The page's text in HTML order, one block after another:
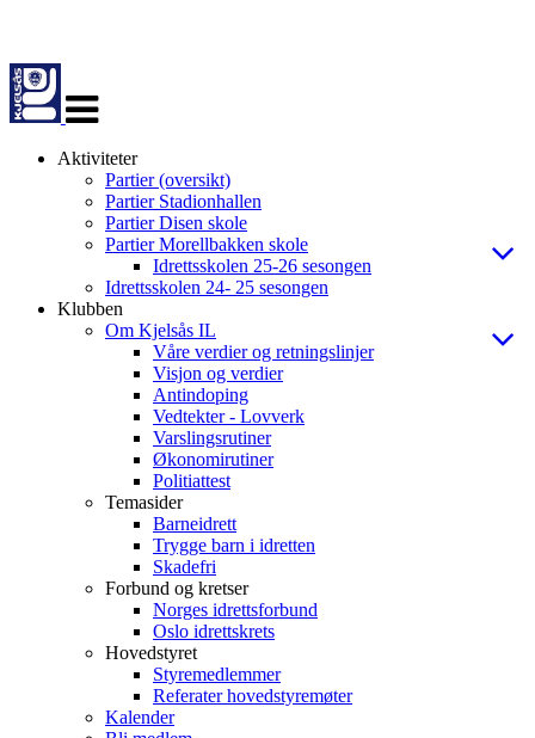
navigasjon
Aktiviteter
Partier (oversikt)
Partier Stadionhallen
Partier Disen skole
Partier Morellbakken skole
Idrettsskolen 25-26 sesongen
Idrettsskolen 24- 25 sesongen
Klubben
Om Kjelsås IL
Våre verdier og retningslinjer
Visjon og verdier
Antindoping
Vedtekter - Lovverk
Varslingsrutiner
Økonomirutiner
Politiattest
Temasider
Barneidrett
Trygge barn i idretten
Skadefri
Forbund og kretser
Norges idrettsforbund
Oslo idrettskrets
Hovedstyret
Styremedlemmer
Referater hovedstyremøter
Kalender